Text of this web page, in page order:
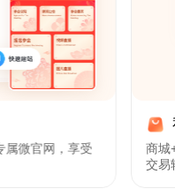
属微官网，享受
商城
交易